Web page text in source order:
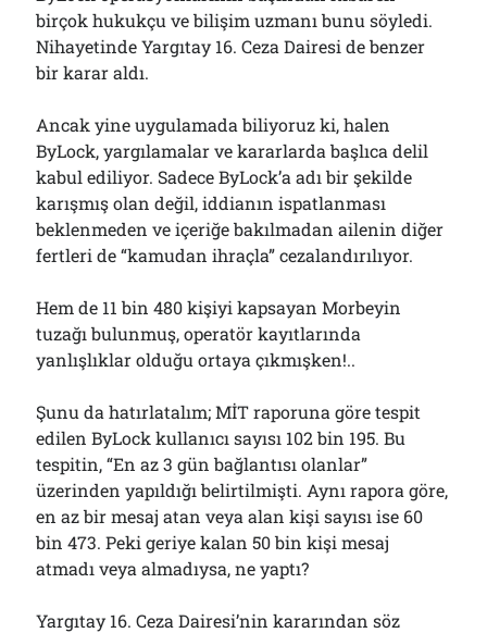
birçok hukukçu ve bilişim uzmanı bunu söyledi.
Nihayetinde Yargıtay 16. Ceza Dairesi de benzer
bir karar aldı.
Ancak yine uygulamada biliyoruz ki, halen
ByLock, yargılamalar ve kararlarda başlıca delil
kabul ediliyor. Sadece ByLock’a adı bir şekilde
karışmış olan değil, iddianın ispatlanması
beklenmeden ve içeriğe bakılmadan ailenin diğer
fertleri de “kamudan ihraçla” cezalandırılıyor.
Hem de 11 bin 480 kişiyi kapsayan Morbeyin
tuzağı bulunmuş, operatör kayıtlarında
yanlışlıklar olduğu ortaya çıkmışken!..
Şunu da hatırlatalım; MİT raporuna göre tespit
edilen ByLock kullanıcı sayısı 102 bin 195. Bu
tespitin, “En az 3 gün bağlantısı olanlar”
üzerinden yapıldığı belirtilmişti. Aynı rapora göre,
en az bir mesaj atan veya alan kişi sayısı ise 60
bin 473. Peki geriye kalan 50 bin kişi mesaj
atmadı veya almadıysa, ne yaptı?
Yargıtay 16. Ceza Dairesi’nin kararından söz